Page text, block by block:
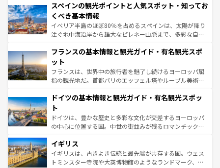
ろん、トスカーナの美しい田園風景やアマルフィ海岸の絶
景など、自然景観も見逃せない。観光の合間には、本場の
ピザやパスタなど、絶品のイタリア料理を堪能することも
できる。朝目覚めてから夜眠るまで、すべての瞬間を楽し
なお、新着のイタリア情報はコンテンツ一覧を参照してほ
しい。
スペインの観光ポイントと人気スポット・知ってお
くべき基本情報
イベリア半島のほぼ80％を占めるスペインは、太陽が降り
注ぐ地中海沿岸から雄大なピレネー山脈まで、多彩な自然
文化が根付くこの国では、情熱的なフラメンコ、熱気あふ
れる闘牛、そして美味しいタパスが生活の一部となってい
る。首都マドリードの洗練された雰囲気や、バルセロナの
アートに溢れた街角から、地方では古代ローマ遺跡や中世
せる。地方によって風土や気候が異なるスペインはその個
ンテンツ一覧 を参照してほしい。
フランスの基本情報と観光ガイド・有名観光スポ
ット
フランスは、世界中の旅行者を魅了し続けるヨーロッパ屈
指の観光地だ。首都パリのエッフェル塔やルーブル美術館
で、幅広い魅力が詰まっている。華麗な宮殿、歴史的な大
聖堂、美しいビーチ、そして豊かな自然が、訪れる者を心
から魅了する。また、フランスは美食の国としても知ら
れ、フランス料理はユネスコ無形文化遺産にも登録されて
香り高いラベンダー畑など、多彩な楽しみ方が可能だ。さ
らに、パリ以外の地域にも魅力が溢れており、どの街角に
も豊かな歴史と文化が息づいている。パリ以外の個性あふ
ドイツの基本情報と観光ガイド・有名観光スポッ
ト
ドイツは、豊かな歴史と多彩な文化が交差するヨーロッパ
の中心に位置する国。中世の街並みが残るロマンチック街
顔を持つこの国は、どこを歩いても飽きることがない。ベ
ルリンの文化的活気、バイエルン州のアルプスの絶景、そ
してライン川沿いのワイン畑といった風景は必見。ビール
イギリス
イギリスは、古きよき伝統と最先端が共存する国。ウェス
トミンスター寺院や大英博物館のようなランドマーク、歴